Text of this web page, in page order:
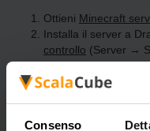
Consenso
Ottieni Minecraft
Installa il server a
controllo (Server →
gioco → Aggiungi
Divertiti a giocare sul